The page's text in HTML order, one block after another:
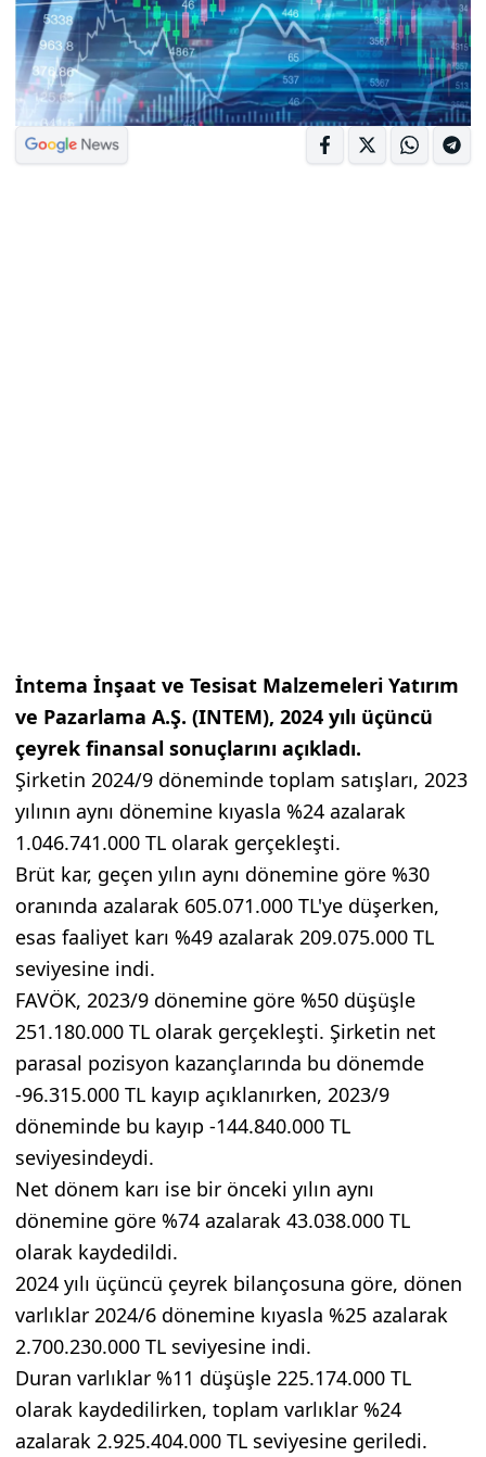
İntema İnşaat ve Tesisat Malzemeleri Yatırım
ve Pazarlama A.Ş. (INTEM), 2024 yılı üçüncü
çeyrek finansal sonuçlarını açıkladı.
Şirketin 2024/9 döneminde toplam satışları, 2023
yılının aynı dönemine kıyasla %24 azalarak
1.046.741.000 TL olarak gerçekleşti.
Brüt kar, geçen yılın aynı dönemine göre %30
oranında azalarak 605.071.000 TL'ye düşerken,
esas faaliyet karı %49 azalarak 209.075.000 TL
seviyesine indi.
FAVÖK, 2023/9 dönemine göre %50 düşüşle
251.180.000 TL olarak gerçekleşti. Şirketin net
parasal pozisyon kazançlarında bu dönemde
-96.315.000 TL kayıp açıklanırken, 2023/9
döneminde bu kayıp -144.840.000 TL
seviyesindeydi.
Net dönem karı ise bir önceki yılın aynı
dönemine göre %74 azalarak 43.038.000 TL
olarak kaydedildi.
2024 yılı üçüncü çeyrek bilançosuna göre, dönen
varlıklar 2024/6 dönemine kıyasla %25 azalarak
2.700.230.000 TL seviyesine indi.
Duran varlıklar %11 düşüşle 225.174.000 TL
olarak kaydedilirken, toplam varlıklar %24
azalarak 2.925.404.000 TL seviyesine geriledi.